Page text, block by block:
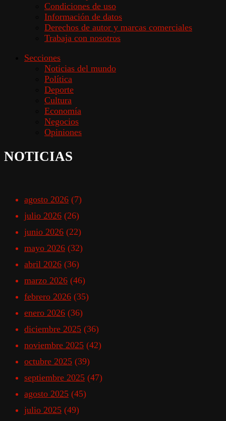
Condiciones de uso
Información de datos
Derechos de autor y marcas comerciales
Trabaja con nosotros
Secciones
Noticias del mundo
Política
Deporte
Cultura
Economía
Negocios
Opiniones
NOTICIAS
agosto 2026 (7)
julio 2026 (26)
junio 2026 (22)
mayo 2026 (32)
abril 2026 (36)
marzo 2026 (46)
febrero 2026 (35)
enero 2026 (36)
diciembre 2025 (36)
noviembre 2025 (42)
octubre 2025 (39)
septiembre 2025 (47)
agosto 2025 (45)
julio 2025 (49)